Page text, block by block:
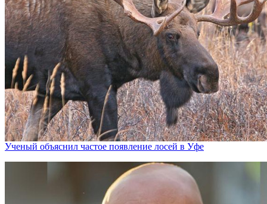
Ученый объяснил частое появление лосей в Уфе